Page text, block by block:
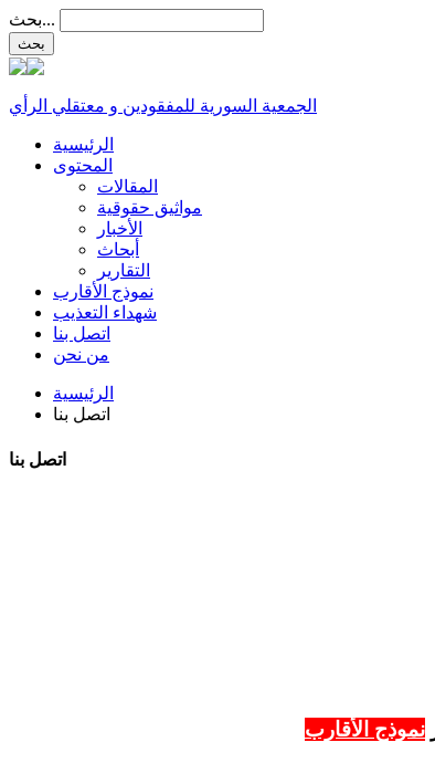
بحث...
الجمعية السورية للمفقودين و معتقلي الرأي
الرئيسية
المحتوى
المقالات
مواثيق حقوقية
الأخبار
أبحاث
التقارير
نموذج الأقارب
شهداء التعذيب
اتصل بنا
من نحن
الرئيسية
اتصل بنا
اتصل بنا
نموذج الأقارب